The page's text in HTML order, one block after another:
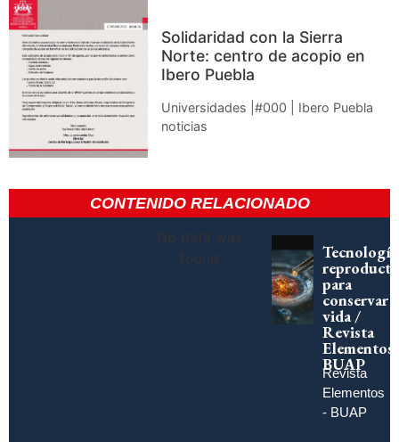
Solidaridad con la Sierra
Norte: centro de acopio en
Ibero Puebla
Universidades |#000 | Ibero Puebla
noticias
CONTENIDO RELACIONADO
No data was
found
para
conservar
vida /
Revista
Elementos
BUAP
Revista
Elementos
- BUAP